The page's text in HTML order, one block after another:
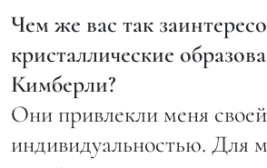
Чем же вас так
кристаллические
Кимберли?
Они привлекли меня своей
индивидуальностью. Для